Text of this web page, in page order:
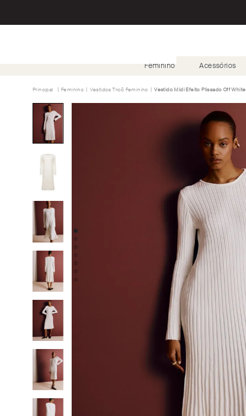
Feminino Acessórios
Feminino Vestidos Tricô Feminino Vestido Midi Efeito Plissado Off White